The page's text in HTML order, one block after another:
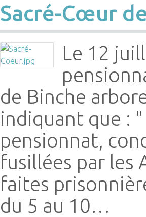
Sacré-Cœur
Le 12
de Binche
indiquant que :
pensionnat,
fusillées par les
faites
du 5 au 10…